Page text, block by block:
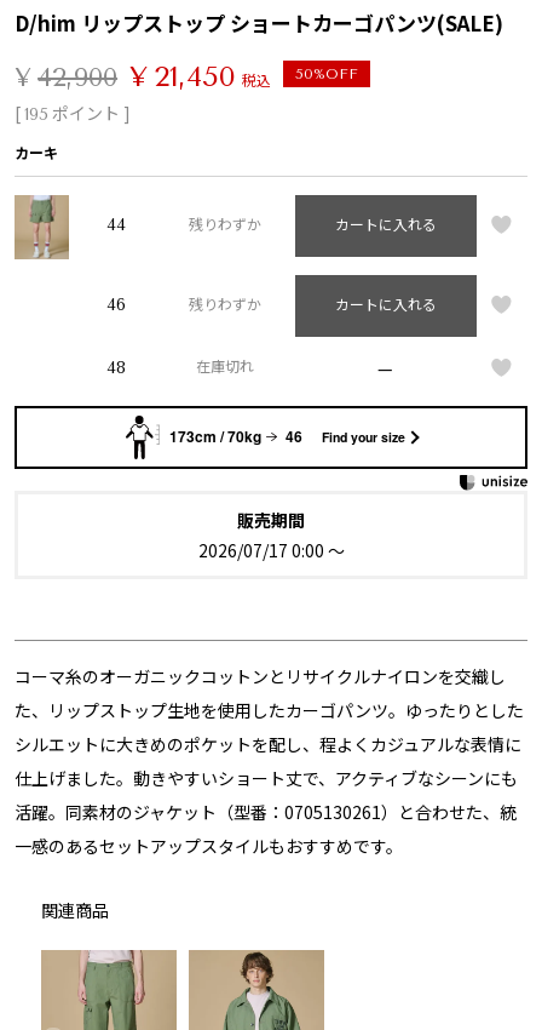
D/him リップストップ ショートカーゴパンツ(SALE)
¥ 42,900 ¥ 21,450 税込 50%OFF
[195 ポイント ]
カーキ
44 残りわずか カートに入れる
46 残りわずか カートに入れる
48 在庫切れ —
173cm / 70kg 46 Find your size
販売期間
2026/07/17 0:00 〜
コーマ糸のオーガニックコットンとリサイクルナイロンを交織し
た、リップストップ生地を使用したカーゴパンツ。ゆったりとした
シルエットに大きめのポケットを配し、程よくカジュアルな表情に
仕上げました。動きやすいショート丈で、アクティブなシーンにも
活躍。同素材のジャケット（型番：0705130261）と合わせた、統
一感のあるセットアップスタイルもおすすめです。
関連商品